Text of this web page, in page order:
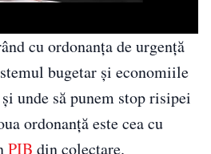
cu ordonanţa de urgenţă
bugetar şi economiile
unde să punem stop risipei
ordonanţă este cea cu
PIB din colectare.